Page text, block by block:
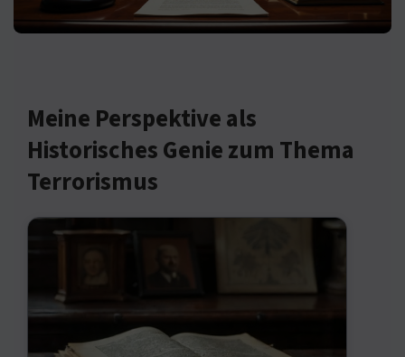
Meine Perspektive als
Historisches Genie zum Thema
Terrorismus